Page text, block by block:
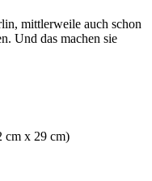
mittlerweile auch schon
Und das machen sie
cm x 29 cm)